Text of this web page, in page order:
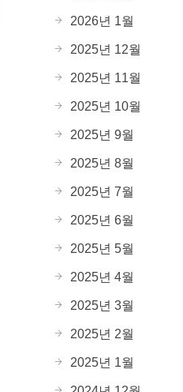
2026년 1월
2025년 12월
2025년 11월
2025년 10월
2025년 9월
2025년 8월
2025년 7월
2025년 6월
2025년 5월
2025년 4월
2025년 3월
2025년 2월
2025년 1월